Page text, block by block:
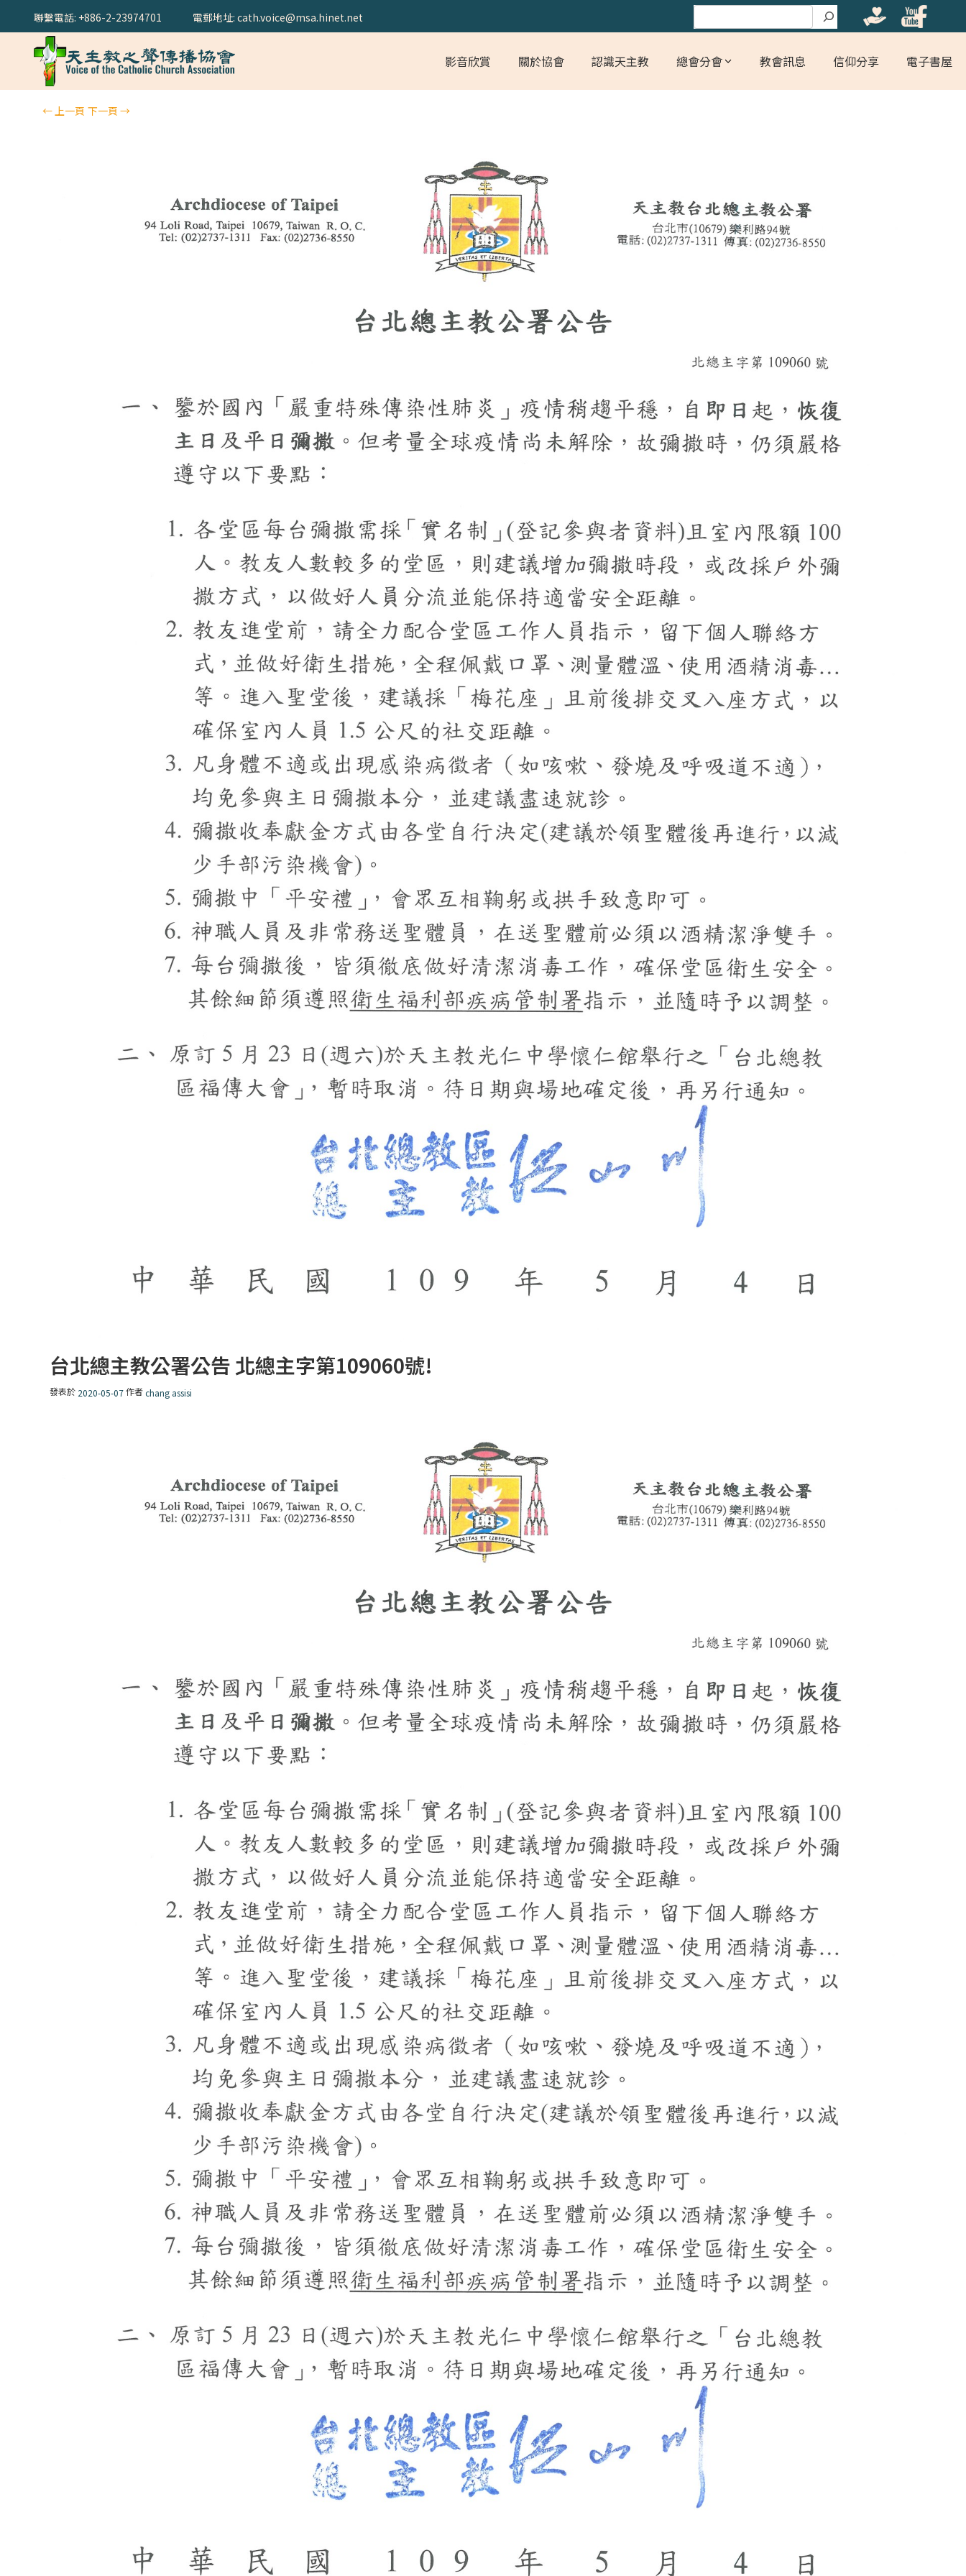
聯繫電話: +886-2-23974701 搜尋
電郵地址: cath.voice@msa.hinet.net
影音欣賞 關於協會 認識天主教 總會分會 教會訊息 信仰分享 電子書屋
←上一頁 下一頁 →
台北總主教公署公告 北總主字第109060號!
發表於2020-05-07作者chang assisi